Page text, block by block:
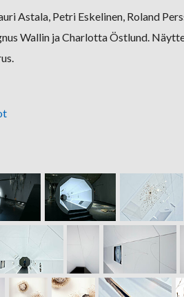
Astala, Petri Eskelinen, Roland
Wallin ja Charlotta Östlund.